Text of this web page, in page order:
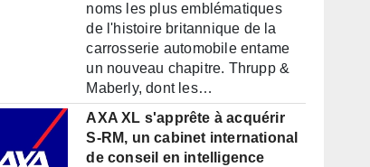
noms les plus emblématiques
de l'histoire britannique de la
carrosserie automobile entame
un nouveau chapitre. Thrupp &
Maberly, dont les…
AXA XL s'apprête à acquérir
S-RM, un cabinet international
de conseil en intelligence